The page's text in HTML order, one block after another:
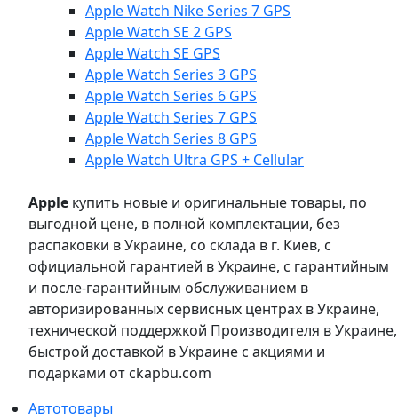
Apple Watch Nike Series 7 GPS
Apple Watch SE 2 GPS
Apple Watch SE GPS
Apple Watch Series 3 GPS
Apple Watch Series 6 GPS
Apple Watch Series 7 GPS
Apple Watch Series 8 GPS
Apple Watch Ultra GPS + Cellular
Apple купить новые и оригинальные товары, по
выгодной цене, в полной комплектации, без
распаковки в Украине, со склада в г. Киев, с
официальной гарантией в Украине, с гарантийным
и после-гарантийным обслуживанием в
авторизированных сервисных центрах в Украине,
технической поддержкой Производителя в Украине,
быстрой доставкой в Украине с акциями и
подарками от ckapbu.com
Автотовары